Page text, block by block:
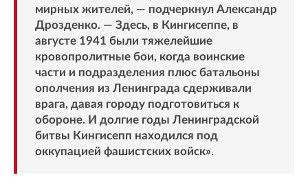
мирных жителей, — подчеркнул Александр
Дрозденко. — Здесь, в Кингисеппе, в
августе 1941 были тяжелейшие
кровопролитные бои, когда воинские
части и подразделения плюс батальоны
ополчения из Ленинграда сдерживали
врага, давая городу подготовиться к
обороне. И долгие годы Ленинградской
битвы Кингисепп находился под
оккупацией фашистских войск».